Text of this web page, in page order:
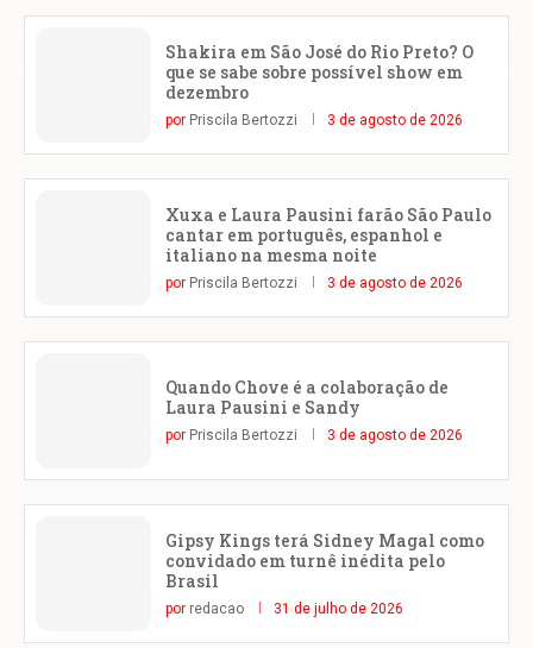
Shakira em São José do Rio Preto? O
que se sabe sobre possível show em
dezembro
por Priscila Bertozzi 3 de agosto de 2026
Xuxa e Laura Pausini farão São Paulo
cantar em português, espanhol e
italiano na mesma noite
por Priscila Bertozzi 3 de agosto de 2026
Quando Chove é a colaboração de
Laura Pausini e Sandy
por Priscila Bertozzi 3 de agosto de 2026
Gipsy Kings terá Sidney Magal como
convidado em turnê inédita pelo
Brasil
por redacao 31 de julho de 2026